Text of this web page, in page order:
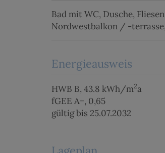
Bad mit WC Dusche Fliesen
Nordwestbalkon / -terrasse
Energieausweis
HWB B, 43.8 kWh/m2a
fGEE A+, 0,65
gültig bis 25.07.2032